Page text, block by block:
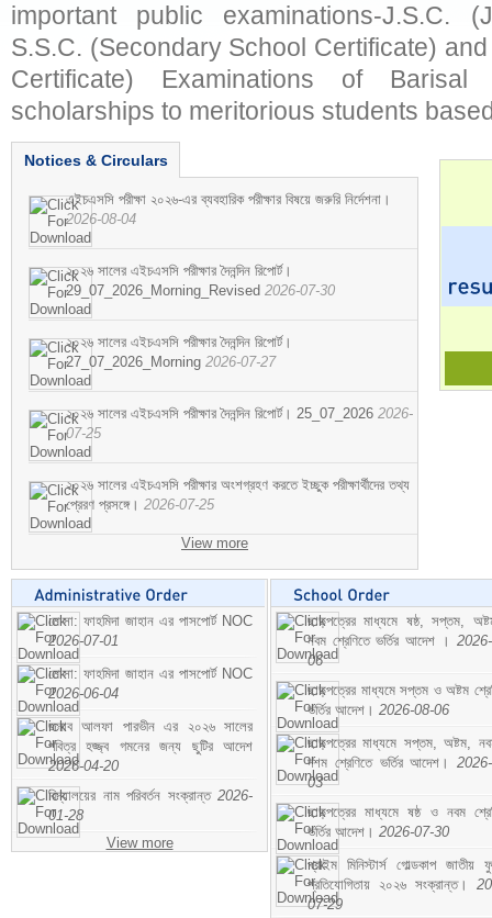
important public examinations-J.S.C.
S.S.C. (Secondary School Certificate)
Certificate) Examinations of
scholarships to meritorious students
Notices & Circulars
এইচএসসি পরীক্ষা ২০২৬-এর ব্যবহারিক পরীক্ষার বিষয়ে জরুরি নির্দেশনা।
2026-08-04
২০২৬ সালের এইচএসসি পরীক্ষার দৈনন্দিন রিপোর্ট।
29_07_2026_Morning_Revised 2026-07-30
২০২৬ সালের এইচএসসি পরীক্ষার দৈনন্দিন রিপোর্ট।
27_07_2026_Morning 2026-07-27
২০২৬ সালের এইচএসসি পরীক্ষার দৈনন্দিন রিপোর্ট। 25_07_2026 2026-
07-25
২০২৬ সালের এইচএসসি পরীক্ষার অংশগ্রহণ করতে ইচ্ছুক পরীক্ষার্থীদের তথ্য
প্রেরণ প্রসঙ্গে। 2026-07-25
View more
মোসা: ফাহমিদা জাহান এর পাসপোর্ট NOC
2026-07-01
মোসা: ফাহমিদা জাহান এর পাসপোর্ট NOC
2026-06-04
জনাব আলফা পারভীন এর ২০২৬ সালের
পবিত্র হজ্জ্ব গমনের জন্য ছুটির আদেশ
2026-04-20
বিদ্যালয়ের নাম পরিবর্তন সংক্রান্ত 2026-
01-28
View more
ছাড়পত্রের মাধ্যমে ষষ্ঠ, সপ্তম,
নবম শ্রেণিতে ভর্তির আদেশ ।
06
ছাড়পত্রের মাধ্যমে সপ্তম ও অষ্টম
ভর্তির আদেশ। 2026-08-06
ছাড়পত্রের মাধ্যমে সপ্তম, অষ্টম,
দশম শ্রেণিতে ভর্তির আদেশ।
03
ছাড়পত্রের মাধ্যমে ষষ্ঠ ও নবম
ভর্তির আদেশ। 2026-07-30
প্রাইম মিনিস্টার্স গোল্ডকাপ জাতীয়
প্রতিযোগিতায় ২০২৬ সংক্রান্ত।
07-29